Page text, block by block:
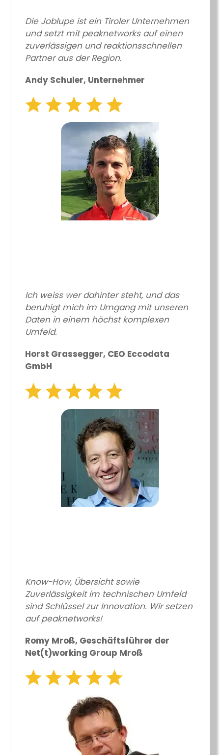
Die Joblupe ist ein Tiroler Unternehmen
und setzt mit peaknetworks auf einen
zuverlässigen und reaktionsschnellen
Partner aus der Region.
Andy Schuler, Unternehmer
Ich weiss wer dahinter steht, und das
beruhigt mich im Umgang mit unseren
Daten in einem höchst komplexen
Umfeld.
Horst Grassegger, CEO Eccodata
GmbH
Know-How, Übersicht sowie
Zuverlässigkeit im technischen Umfeld
sind Schlüssel zur Innovation. Wir setzen
auf peaknetworks!
Romy Mroß, Geschäftsführer der
Net(t)working Group Mroß